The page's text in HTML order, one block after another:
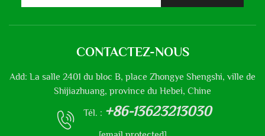
CONTACTEZ-NOUS
Add: La salle 2401 du bloc B, place Zhongye Shengshi, ville de
Shijiazhuang, province du Hebei, Chine
Tél. : +86-13623213030